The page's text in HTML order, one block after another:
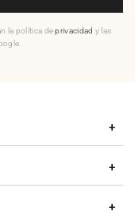
la política deprivacidad y las